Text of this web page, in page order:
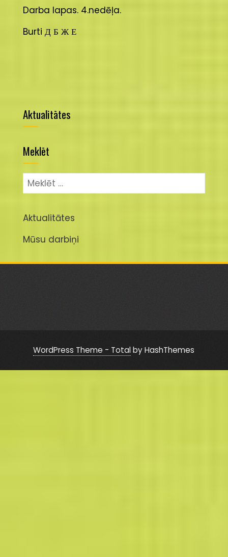
Darba lapas. 4.nedēļa.
Burti Д Б Ж Е
Aktualitātes
Meklēt
Meklēt:
Aktualitātes
Mūsu darbiņi
WordPress Theme - Totalby HashThemes